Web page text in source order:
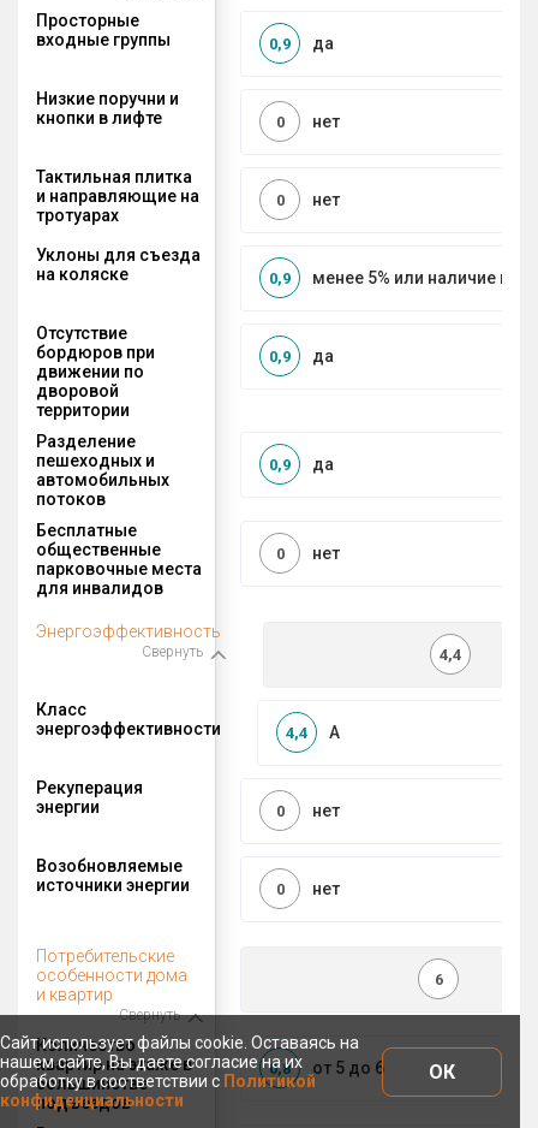
Просторные
входные группы
да
0,9
Низкие поручни и
кнопки в лифте
нет
0
Тактильная плитка
и направляющие на
тротуарах
нет
0
Уклоны для съезда
на коляске
менее 5% или наличие
0,9
Отсутствие
бордюров при
движении по
дворовой
территории
да
0,9
Разделение
пешеходных и
автомобильных
потоков
да
0,9
Бесплатные
общественные
парковочные места
для инвалидов
нет
0
Энергоэффективность
Свернуть 4,4
Класс
энергоэффективности
A
4,4
Рекуперация
энергии
нет
0
Возобновляемые
источники энергии
нет
0
Потребительские
особенности дома
и квартир
Свернуть
6
Количество
квартир на этаже в
большинстве
подъездов
от 5 до 6
0,8
Сайт использует файлы cookie. Оставаясь на
нашем сайте, Вы даете согласие на их
обработку в соответствии с Политикой
конфиденциальности
ОК